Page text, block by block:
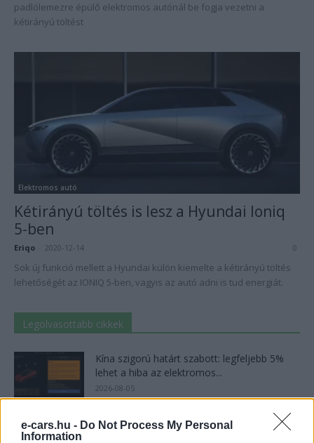
e-cars.hu - Do Not Process My Personal
Information
padlólemezre épülő elektromos autónál be fogja vezetni a
kétirányú töltést
Elektromos autó
Kétirányú töltés is lesz a Hyundai Ioniq
5-ben
Eriqo 2020-12-14 0
Sok új funkció mellett a Hyundai külön kiemelte a kétirányú töltés
lehetőségét az IONIQ 5-ben, vagyis az autó adni is tud energiát.
Legolvasottabb cikkek
Kína szigorú határt szabott: legfeljebb 5%
lehet a hiba az elektromos...
2026-08-05
9 perc töltés, 450 kilométer hatótáv – ezzel